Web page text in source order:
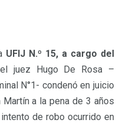
UFIJ N.º 15, a cargo del
el juez Hugo De Rosa –
N°1- condenó en juicio
a la pena de 3 años
de robo ocurrido en